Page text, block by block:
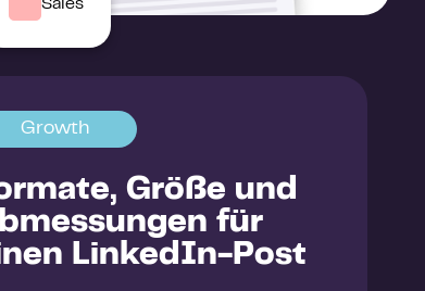
Sales
Growth
Größe und
für
LinkedIn-Post